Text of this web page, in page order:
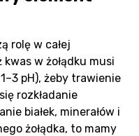
rolę w całej
w żołądku musi
pH), żeby trawienie
rozkładanie
białek, minerałów i
żołądka, to mamy